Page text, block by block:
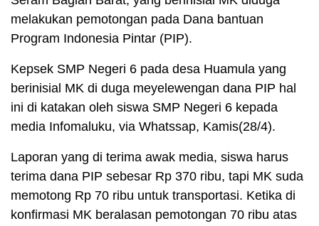
melakukan pemotongan pada Dana bantuan
Program Indonesia Pintar (PIP).
Kepsek SMP Negeri 6 pada desa Huamula yang
berinisial MK di duga meyelewengan dana PIP hal
ini di katakan oleh siswa SMP Negeri 6 kepada
media Infomaluku, via Whatssap, Kamis(28/4).
Laporan yang di terima awak media, siswa harus
terima dana PIP sebesar Rp 370 ribu, tapi MK suda
memotong Rp 70 ribu untuk transportasi. Ketika di
konfirmasi MK beralasan pemotongan 70 ribu atas